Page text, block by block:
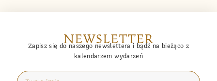
NEWSLETTER
Zapisz się do naszego newslettera i bądź na bieżąco z
kalendarzem wydarzeń